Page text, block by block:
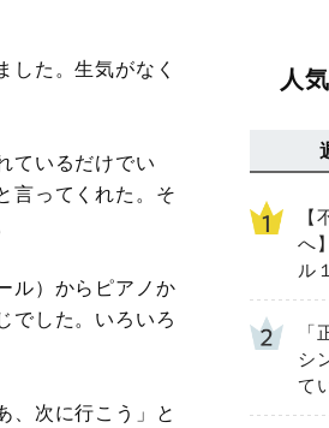
した。生気がなく
ているだけでい
言ってくれた。そ
ル）からピアノか
でした。いろいろ
、次に行こう」と
人
へ
ル
わ
出
シ
て
編